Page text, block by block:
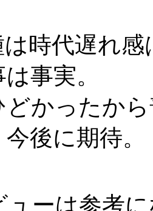
時代遅れ
事実。
どかったか
後に期待。
ューは参考